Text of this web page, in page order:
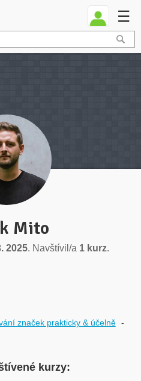
☰
Mito
2025. Navštívil/a 1 kurz.
značek prakticky & účelně -
kurzy: